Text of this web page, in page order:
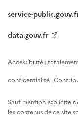
service-
data.gouv.fr
Accessibilité :
confidentialité
Sauf mention explicite
les contenus de ce site